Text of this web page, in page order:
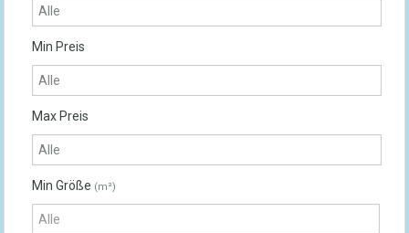
Min Preis
Max Preis
Min Größe (m²)